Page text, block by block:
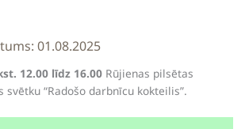
01.08.2025
12.00 līdz 16.00 Rūjienas pilsētas
“Radošo darbnīcu kokteilis”.